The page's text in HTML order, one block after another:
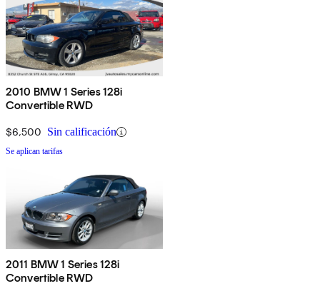
2010 BMW 1 Series 128i
Convertible RWD
$6,500 Sin calificación
Se aplican tarifas
2011 BMW 1 Series 128i
Convertible RWD